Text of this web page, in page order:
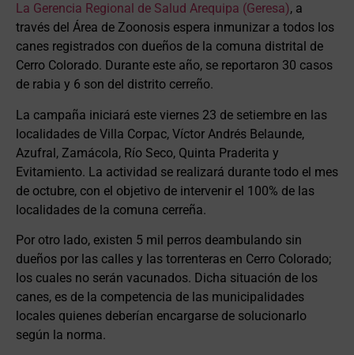
La Gerencia Regional de Salud Arequipa (Geresa), a
través del Área de Zoonosis espera inmunizar a todos los
canes registrados con dueños de la comuna distrital de
Cerro Colorado. Durante este año, se reportaron 30 casos
de rabia y 6 son del distrito cerreño.
La campaña iniciará este viernes 23 de setiembre en las
localidades de Villa Corpac, Víctor Andrés Belaunde,
Azufral, Zamácola, Río Seco, Quinta Praderita y
Evitamiento. La actividad se realizará durante todo el mes
de octubre, con el objetivo de intervenir el 100% de las
localidades de la comuna cerreña.
Por otro lado, existen 5 mil perros deambulando sin
dueños por las calles y las torrenteras en Cerro Colorado;
los cuales no serán vacunados. Dicha situación de los
canes, es de la competencia de las municipalidades
locales quienes deberían encargarse de solucionarlo
según la norma.